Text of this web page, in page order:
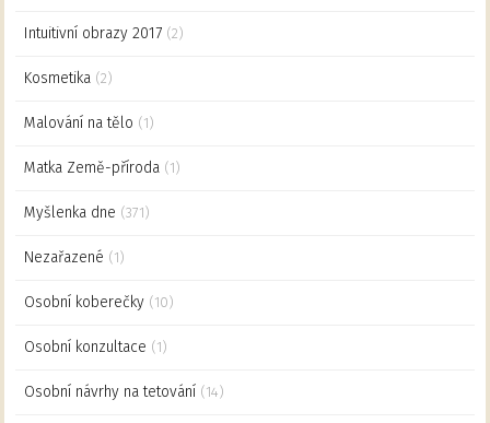
Intuitivní obrazy 2017 (2)
Kosmetika (2)
Malování na tělo (1)
Matka Země-příroda (1)
Myšlenka dne (371)
Nezařazené (1)
Osobní koberečky (10)
Osobní konzultace (1)
Osobní návrhy na tetování (14)